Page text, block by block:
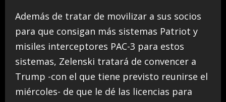
Además de tratar de movilizar a sus socios
para que consigan más sistemas Patriot y
misiles interceptores PAC-3 para estos
sistemas, Zelenski tratará de convencer a
Trump -con el que tiene previsto reunirse el
miércoles- de que le dé las licencias para